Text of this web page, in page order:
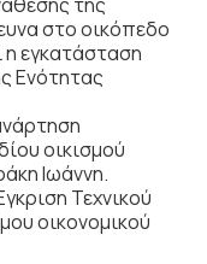
στο οικόπεδο
η εγκατάσταση
Ενότητας
οικισμού
Ιωάννη.
Τεχνικού
οικονομικού